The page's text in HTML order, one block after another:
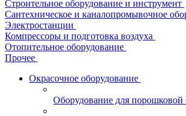
Строительное оборудование и инструмент
Сантехническое и каналопромывочное
Электростанции
Компрессоры и подготовка воздуха
Отопительное оборудование
Прочее
Окрасочное оборудование
Оборудование для порошковой